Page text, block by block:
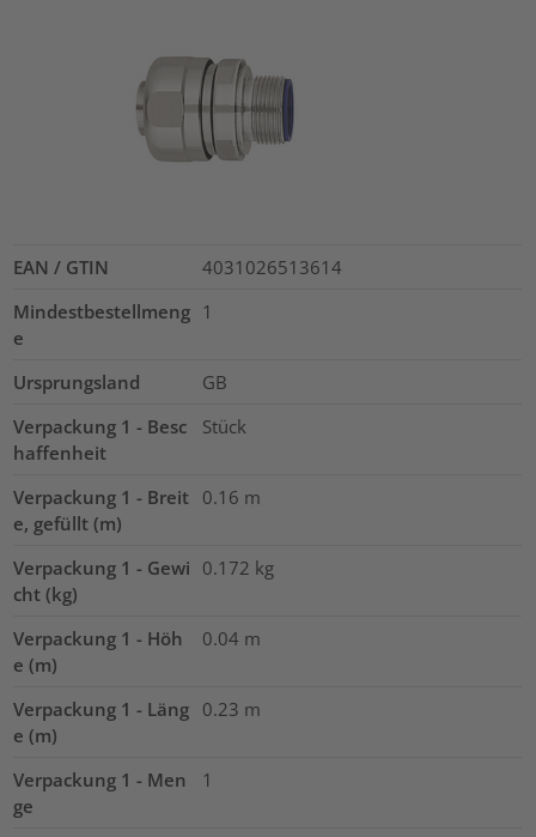
EAN / GTIN
4031026513614
Mindestbestellmeng
e
1
Ursprungsland
GB
Verpackung 1 - Besc
haffenheit
Stück
Verpackung 1 - Breit
e, gefüllt (m)
0.16 m
Verpackung 1 - Gewi
cht (kg)
0.172 kg
Verpackung 1 - Höh
e (m)
0.04 m
Verpackung 1 - Läng
e (m)
0.23 m
Verpackung 1 - Men
ge
1